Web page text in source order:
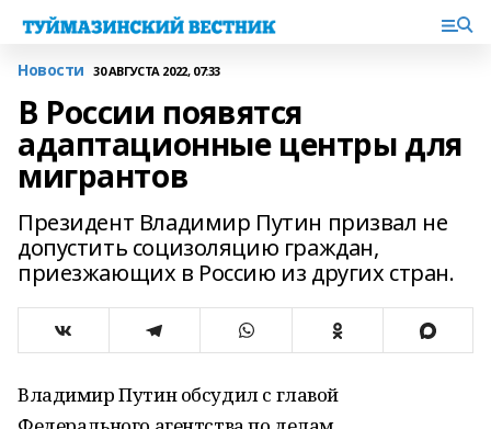
Новости 30 АВГУСТА 2022, 07:33
В России появятся
адаптационные центры для
мигрантов
Президент Владимир Путин призвал не
допустить социзоляцию граждан,
приезжающих в Россию из других стран.
Владимир Путин обсудил с главой